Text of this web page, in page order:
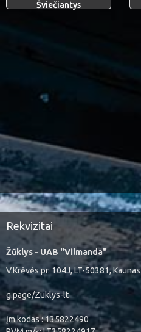
Šviečiantys
Rekvizitai
Žūklys - UAB "Vilmanda"
V.Krėvės pr. 104J, LT-50381, Kaunas
g.page/Zuklys-lt
Įm.kodas : 135822490